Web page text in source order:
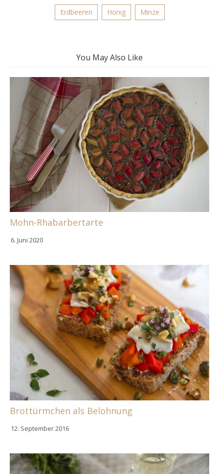
Erdbeeren Honig Minze
You May Also Like
Mohn-Rhabarbertarte
6. Juni 2020
Brottürmchen als Belohnung
12. September 2016